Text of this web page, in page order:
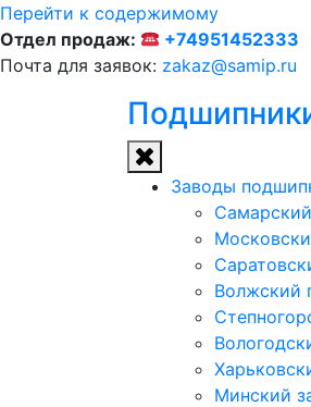
Перейти к содержимому
Отдел продаж:
+74951452333
Почта для заявок: zakaz@samip.ru
Заводы
Волжский
Минский